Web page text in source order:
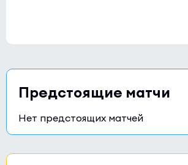
Предстоящие матчи
Нет предстоящих матчей